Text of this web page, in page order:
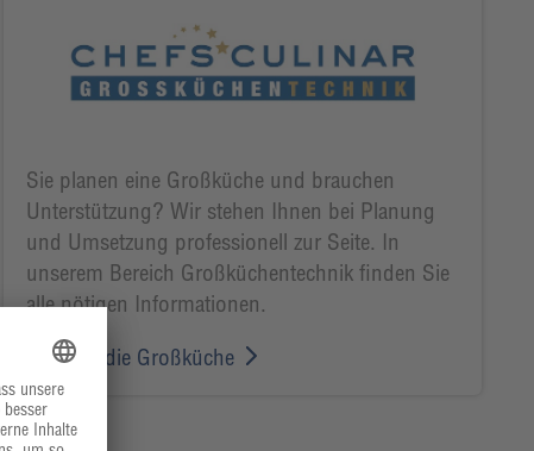
Sie planen eine Großküche und brauchen
Unterstützung? Wir stehen Ihnen bei Planung
und Umsetzung professionell zur Seite. In
unserem Bereich Großküchentechnik finden Sie
alle nötigen Informationen.
Alles für die Großküche